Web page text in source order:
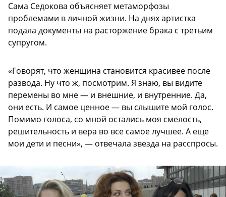
Сама Седокова объясняет метаморфозы
проблемами в личной жизни. На днях артистка
подала документы на расторжение брака с третьим
супругом.
«Говорят, что женщина становится красивее после
развода. Ну что ж, посмотрим. Я знаю, вы видите
перемены во мне — и внешние, и внутренние. Да,
они есть. И самое ценное — вы слышите мой голос.
Помимо голоса, со мной остались моя смелость,
решительность и вера во все самое лучшее. А еще
мои дети и песни», — отвечала звезда на расспросы.